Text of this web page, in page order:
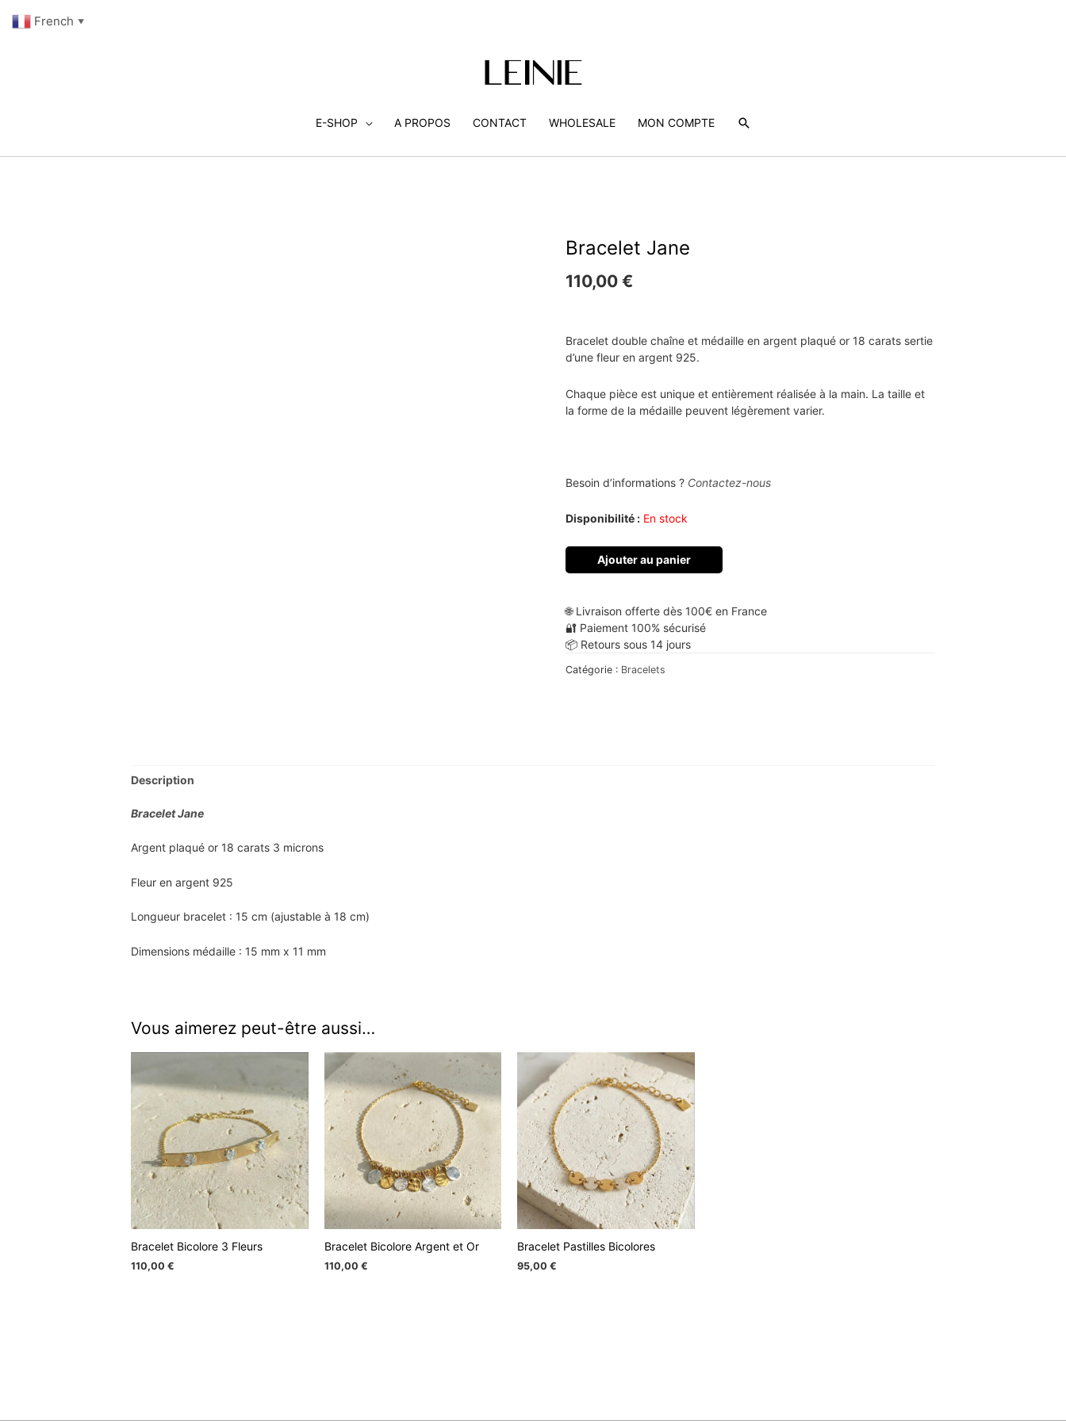
E-SHOP A PROPOS CONTACT WHOLESALE MON COMPTE Rechercher
Bracelet Jane
110,00 €
Bracelet double chaîne et médaille en argent plaqué or 18 carats sertie
d’une fleur en argent 925.
Chaque pièce est unique et entièrement réalisée à la main. La taille et
la forme de la médaille peuvent légèrement varier.
Besoin d’informations ? Contactez-nous
Disponibilité : En stock
Ajouter au panier
🌐 Livraison offerte dès 100€ en France
🔐 Paiement 100% sécurisé
📦 Retours sous 14 jours
Catégorie : Bracelets
Description
Bracelet Jane
Argent plaqué or 18 carats 3 microns
Fleur en argent 925
Longueur bracelet : 15 cm (ajustable à 18 cm)
Dimensions médaille : 15 mm x 11 mm
Vous aimerez peut-être aussi…
Bracelet Bicolore 3 Fleurs
110,00€
Bracelet Bicolore Argent et Or
110,00 €
Bracelet Pastilles Bicolores
95,00€
French ▼